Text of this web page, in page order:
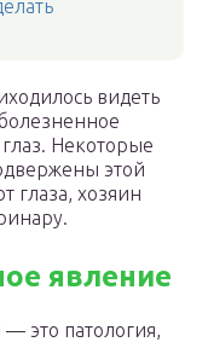
видеть
Некоторые
этой
глаза, хозяин
явление
это патология,